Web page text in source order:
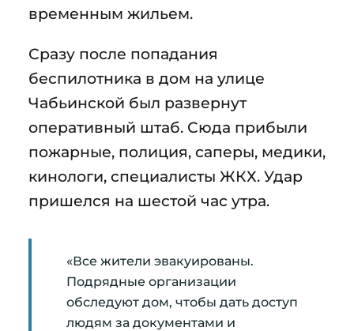
временным жильем.
Сразу после попадания
беспилотника в дом на улице
Чабьинской был развернут
оперативный штаб. Сюда прибыли
пожарные, полиция, саперы, медики,
кинологи, специалисты ЖКХ. Удар
пришелся на шестой час утра.
«Все жители эвакуированы.
Подрядные организации
обследуют дом, чтобы дать доступ
людям за документами и